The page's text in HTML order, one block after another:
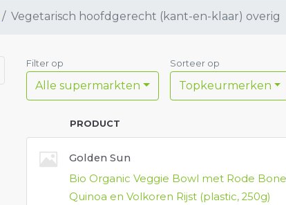
Vegetarisch hoofdgerecht (kant-en-klaar) overig
Filter op
Alle supermarkten
Sorteer op
Topkeurmerken
PRODUCT
Golden Sun
Bio Organic Veggie Bowl met Rode
Quinoa en Volkoren Rijst (plastic, 250g)